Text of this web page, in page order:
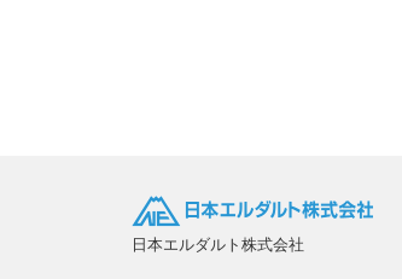
日本エルダルト株式会社